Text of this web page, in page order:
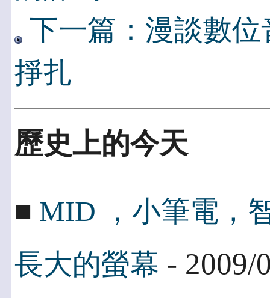
下一篇：漫談數
掙扎
歷史上的今天
■ MID ，小筆電，
長大的螢幕 - 2009/